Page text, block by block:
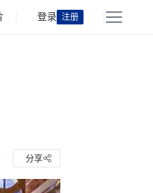
登录 注册
分享